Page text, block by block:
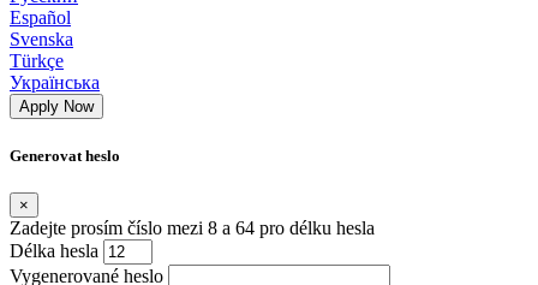
Español
Svenska
Türkçe
Українська
Apply Now
Generovat heslo
×
Zadejte prosím číslo mezi 8 a 64 pro délku hesla
Délka hesla
Vygenerované heslo